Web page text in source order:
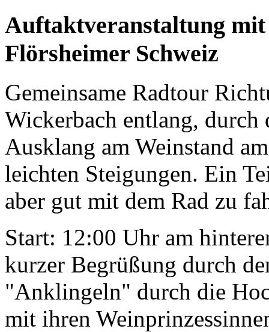
Auftaktveranstaltung
Flörsheimer Schweiz
Gemeinsame Radtour
Wickerbach entlang,
Ausklang am Weinstand
leichten Steigungen. Ein
aber gut mit dem Rad zu
Start: 12:00 Uhr am
kurzer Begrüßung durch
"Anklingeln" durch die
mit ihren